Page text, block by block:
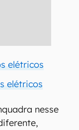
elétricos
elétricos
nesse